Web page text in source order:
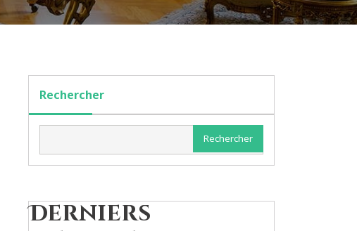
Rechercher
Rechercher
Derniers